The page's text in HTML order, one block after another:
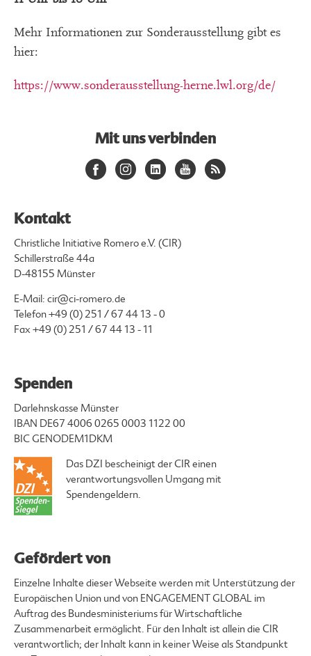
Mehr Informationen zur Sonderausstellung gibt es
hier:
https://www.sonderausstellung-herne.lwl.org/de/
Mit uns verbinden
Kontakt
Christliche Initiative Romero e.V. (CIR)
Schillerstraße 44a
D-48155 Münster
E-Mail: cir@ci-romero.de
Telefon+49 (0) 251 / 67 44 13 - 0
Fax +49 (0) 251 / 67 44 13 - 11
Spenden
Darlehnskasse Münster
IBAN DE67 4006 0265 0003 1122 00
BIC GENODEM1DKM
Das DZI bescheinigt der CIR einen
verantwortungsvollen Umgang mit
Spendengeldern.
Gefördert von
Einzelne Inhalte dieser Webseite werden mit Unterstützung der
Europäischen Union und von ENGAGEMENT GLOBAL im
Auftrag des Bundesministeriums für Wirtschaftliche
Zusammenarbeit ermöglicht. Für den Inhalt ist allein die CIR
verantwortlich; der Inhalt kann in keiner Weise als Standpunkt